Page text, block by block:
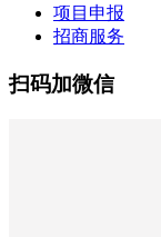
项目申报
招商服务
扫码加微信